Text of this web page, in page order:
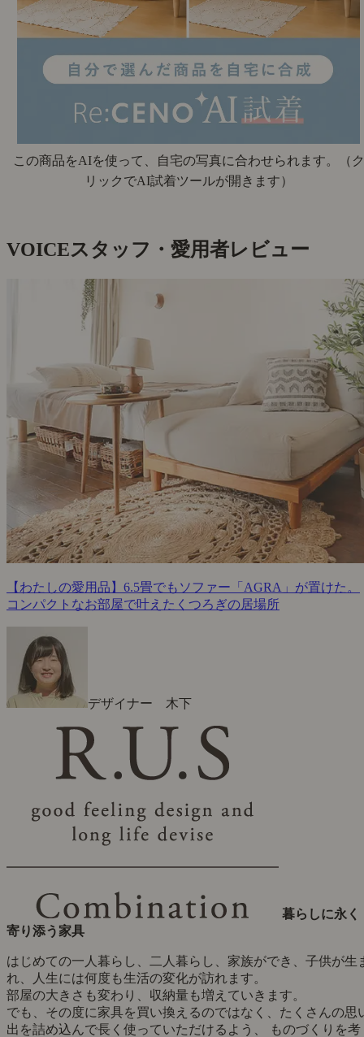
この商品をAIを使って、自宅の写真に合わせられます。
（ク
リックでAI試着ツールが開きます）
VOICEスタッフ・愛用者レビュー
【わたしの愛用品】6.5畳でもソファー「AGRA」が置けた。
コンパクトなお部屋で叶えたくつろぎの居場所
デザイナー 木下
暮らしに永く
寄り添う家具
はじめての一人暮らし、二人暮らし、家族ができ、子供が生
れ、人生には何度も生活の変化が訪れます。
部屋の大きさも変わり、収納量も増えていきます。
でも、その度に家具を買い換えるのではなく、たくさんの思
出を詰め込んで長く使っていただけるよう、 ものづくりを考